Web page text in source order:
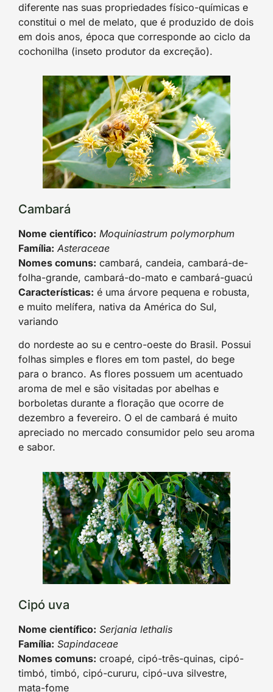
diferente nas suas propriedades físico-químicas e
constitui o mel de melato, que é produzido de dois
em dois anos, época que corresponde ao ciclo da
cochonilha (inseto produtor da excreção).
Cambará
Nome científico: Moquiniastrum polymorphum
Família: Asteraceae
Nomes comuns: cambará, candeia, cambará-de-
folha-grande, cambará-do-mato e cambará-guacú
Características: é uma árvore pequena e robusta,
e muito melífera, nativa da América do Sul,
variando
do nordeste ao su e centro-oeste do Brasil. Possui
folhas simples e flores em tom pastel, do bege
para o branco. As flores possuem um acentuado
aroma de mel e são visitadas por abelhas e
borboletas durante a floração que ocorre de
dezembro a fevereiro. O el de cambará é muito
apreciado no mercado consumidor pelo seu aroma
e sabor.
Cipó uva
Nome científico: Serjania lethalis
Família: Sapindaceae
Nomes comuns: croapé, cipó-três-quinas, cipó-
timbó, timbó, cipó-cururu, cipó-uva silvestre,
mata-fome